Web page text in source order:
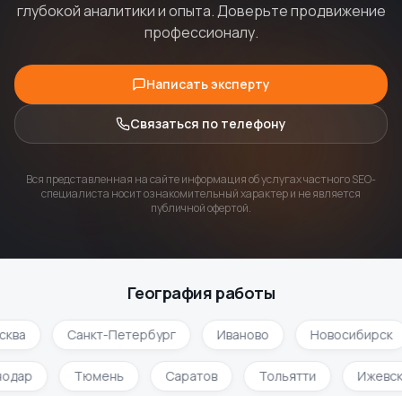
глубокой аналитики и опыта. Доверьте продвижение
профессионалу.
Написать эксперту
Связаться по телефону
Вся представленная на сайте информация об услугах частного SEO-
специалиста носит ознакомительный характер и не является
публичной офертой.
География работы
Санкт-Петербург Иваново Новосибирск
Тюмень Саратов Тольятти